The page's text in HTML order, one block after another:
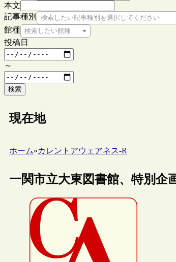
本文
記事種別
検索したい記事種別を選択してください
館種 検索したい館種を選択してください
投稿日
～
検索
現在地
ホーム»カレントアウェアネス-R
一関市立大東図書館、特別企